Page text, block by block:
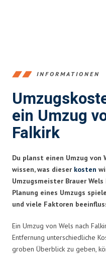
INFORMATIONEN
ein Umzug
Falkirk
Du planst einen Umzug von
wissen, was dieser kosten
Umzugsmeister Brauer
Planung eines Umzugs
und viele Faktoren
Ein Umzug von Wels nach
Entfernung unterschiedliche
groben Überblick zu geben,